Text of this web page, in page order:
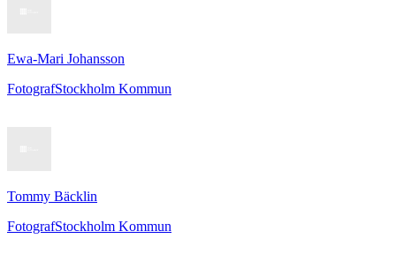
Ewa-Mari Johansson
FotografStockholm Kommun
Tommy Bäcklin
FotografStockholm Kommun